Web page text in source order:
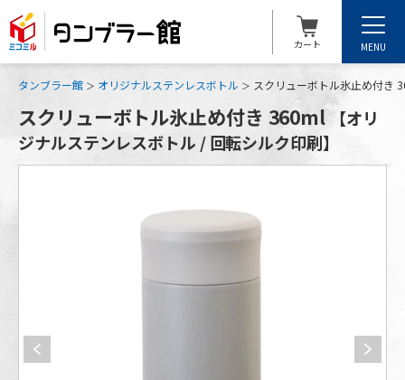
カート MENU
タンブラー館 オリジナルステンレスボトル スクリューボトル氷止め付き
スクリューボトル氷止め付き 360ml 【オリ
ジナルステンレスボトル / 回転シルク印刷】